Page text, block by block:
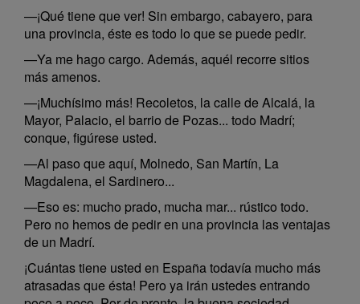
—¡Qué tiene que ver! Sin embargo, cabayero, para
una provincia, éste es todo lo que se puede pedir.
—Ya me hago cargo. Además, aquél recorre sitios
más amenos.
—¡Muchísimo más! Recoletos, la calle de Alcalá, la
Mayor, Palacio, el barrio de Pozas... todo Madrí;
conque, figúrese usted.
—Al paso que aquí, Molnedo, San Martín, La
Magdalena, el Sardinero...
—Eso es: mucho prado, mucha mar... rústico todo.
Pero no hemos de pedir en una provincia las ventajas
de un Madrí.
¡Cuántas tiene usted en España todavía mucho más
atrasadas que ésta! Pero ya irán ustedes entrando